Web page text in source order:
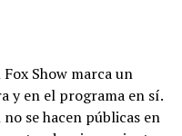
Show marca un
y en el programa en sí.
se hacen públicas en